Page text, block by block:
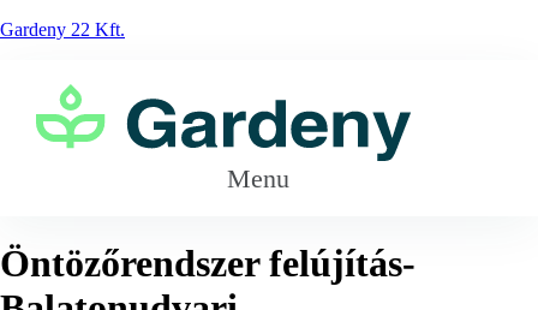
Gardeny 22 Kft.
Menu
Öntözőrendszer felújítás-